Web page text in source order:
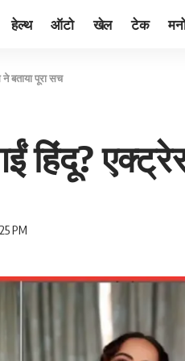
हेल्थ ऑटो खेल टेक
बताया पूरा सच
हिंदू?
PM